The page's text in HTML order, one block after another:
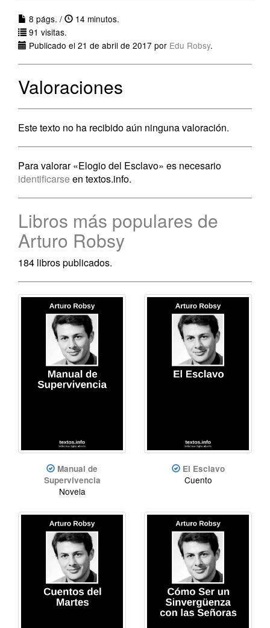
8 págs. /
14 minutos.
91 visitas.
Publicado el 21 de abril de 2017 por Edu Robsy.
Valoraciones
Este texto no ha recibido aún ninguna valoración.
Para valorar «Elogio del Esclavo» es necesario
identificarse en textos.info.
Libros más populares de
Arturo Robsy
184 libros publicados.
Manual de
Supervivencia
Novela
El Esclavo
Cuento